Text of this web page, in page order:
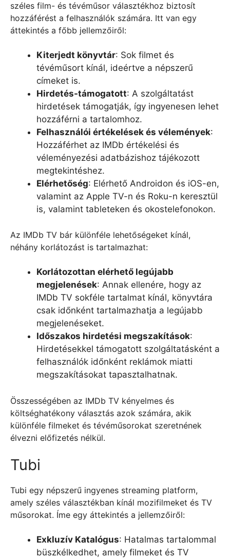
széles film- és tévéműsor választékhoz biztosít
hozzáférést a felhasználók számára. Itt van egy
áttekintés a főbb jellemzőiről:
Kiterjedt könyvtár: Sok filmet és
tévéműsort kínál, ideértve a népszerű
címeket is.
Hirdetés-támogatott: A szolgáltatást
hirdetések támogatják, így ingyenesen lehet
hozzáférni a tartalomhoz.
Felhasználói értékelések és vélemények:
Hozzáférhet az IMDb értékelési és
véleményezési adatbázishoz tájékozott
megtekintéshez.
Elérhetőség: Elérhető Androidon és iOS-en,
valamint az Apple TV-n és Roku-n keresztül
is, valamint tableteken és okostelefonokon.
Az IMDb TV bár különféle lehetőségeket kínál,
néhány korlátozást is tartalmazhat:
Korlátozottan elérhető legújabb
megjelenések: Annak ellenére, hogy az
IMDb TV sokféle tartalmat kínál, könyvtára
csak időnként tartalmazhatja a legújabb
megjelenéseket.
Időszakos hirdetési megszakítások:
Hirdetésekkel támogatott szolgáltatásként a
felhasználók időnként reklámok miatti
megszakításokat tapasztalhatnak.
Összességében az IMDb TV kényelmes és
költséghatékony választás azok számára, akik
különféle filmeket és tévéműsorokat szeretnének
élvezni előfizetés nélkül.
Tubi
Tubi egy népszerű ingyenes streaming platform,
amely széles választékban kínál mozifilmeket és TV
műsorokat. Íme egy áttekintés a jellemzőiről:
Exkluzív Katalógus: Hatalmas tartalommal
büszkélkedhet, amely filmeket és TV